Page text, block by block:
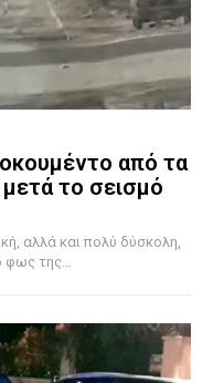
από τα
το σεισμό
αλλά και πολύ δύσκολη,
φως της...